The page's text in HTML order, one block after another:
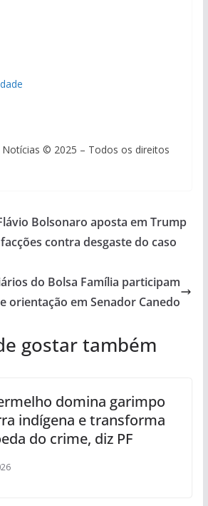
Notícias © 2025 – Todos os direitos
Bolsonaro aposta em Trump
contra desgaste do caso
do Bolsa Família participam
orientação em Senador Canedo
gostar também
domina garimpo
indígena e transforma
do crime, diz PF